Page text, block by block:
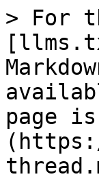
> For
page